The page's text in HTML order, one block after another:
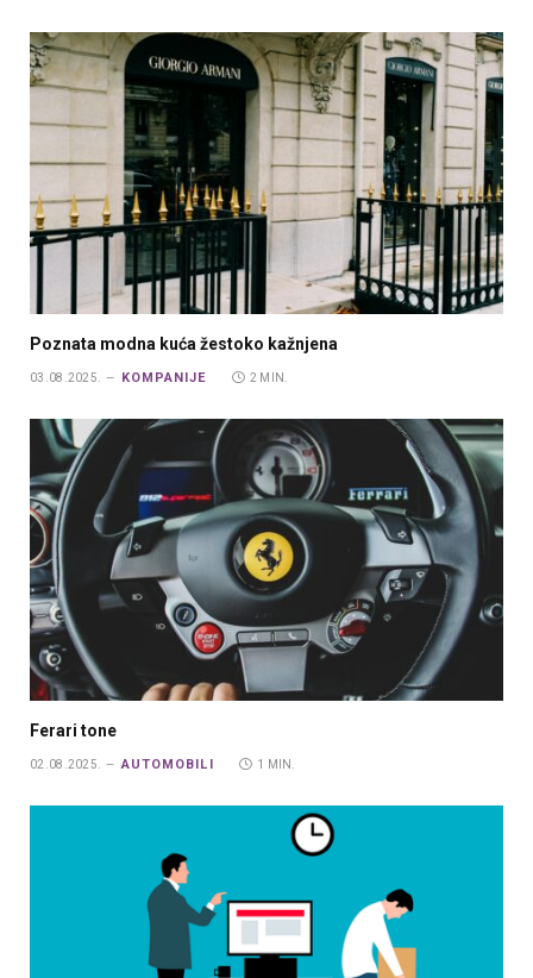
Poznata modna kuća žestoko kažnjena
03.08.2025. KOMPANIJE 2 MIN.
Ferari tone
02.08.2025. AUTOMOBILI 1 MIN.